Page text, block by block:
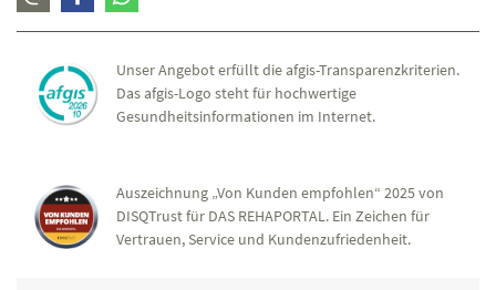
Unser Angebot erfüllt die afgis-Transparenzkriterien.
Das afgis-Logo steht für hochwertige
Gesundheitsinformationen im Internet.
Auszeichnung „Von Kunden empfohlen“ 2025 von
DISQTrust für DAS REHAPORTAL. Ein Zeichen für
Vertrauen, Service und Kundenzufriedenheit.